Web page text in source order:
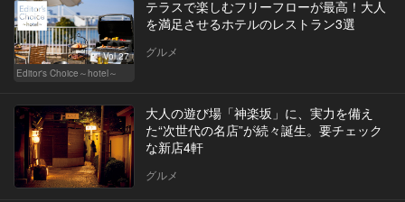
Vol.27
Editor's Choice～hotel～
テラスで楽しむフリーフローが最高！大人
を満足させるホテルのレストラン3選
グルメ
大人の遊び場「神楽坂」に、実力を備え
た“次世代の名店”が続々誕生。要チェック
な新店4軒
グルメ